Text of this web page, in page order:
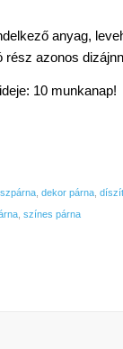
anyag,
rész azonos
10 munkanap!
,dekor párna ,
,színes párna